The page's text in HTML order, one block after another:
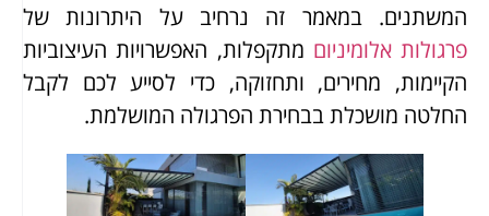
המשתנים. במאמר זה נרחיב על היתרונות של
פרגולות אלומיניום מתקפלות, האפשרויות העיצוביות
הקיימות, מחירים, ותחזוקה, כדי לסייע לכם לקבל
החלטה מושכלת בבחירת הפרגולה המושלמת.